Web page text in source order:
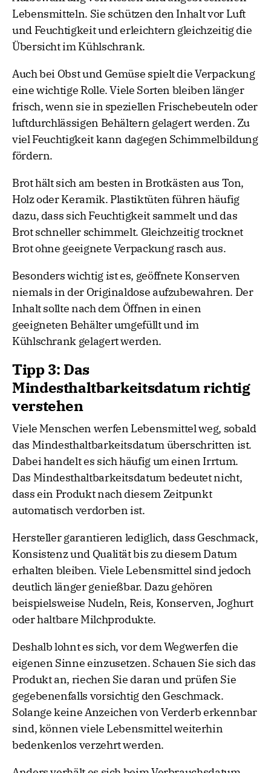
Lebensmitteln. Sie schützen den Inhalt vor Luft
und Feuchtigkeit und erleichtern gleichzeitig die
Übersicht im Kühlschrank.
Auch bei Obst und Gemüse spielt die Verpackung
eine wichtige Rolle. Viele Sorten bleiben länger
frisch, wenn sie in speziellen Frischebeuteln oder
luftdurchlässigen Behältern gelagert werden. Zu
viel Feuchtigkeit kann dagegen Schimmelbildung
fördern.
Brot hält sich am besten in Brotkästen aus Ton,
Holz oder Keramik. Plastiktüten führen häufig
dazu, dass sich Feuchtigkeit sammelt und das
Brot schneller schimmelt. Gleichzeitig trocknet
Brot ohne geeignete Verpackung rasch aus.
Besonders wichtig ist es, geöffnete Konserven
niemals in der Originaldose aufzubewahren. Der
Inhalt sollte nach dem Öffnen in einen
geeigneten Behälter umgefüllt und im
Kühlschrank gelagert werden.
Tipp 3: Das
Mindesthaltbarkeitsdatum richtig
verstehen
Viele Menschen werfen Lebensmittel weg, sobald
das Mindesthaltbarkeitsdatum überschritten ist.
Dabei handelt es sich häufig um einen Irrtum.
Das Mindesthaltbarkeitsdatum bedeutet nicht,
dass ein Produkt nach diesem Zeitpunkt
automatisch verdorben ist.
Hersteller garantieren lediglich, dass Geschmack,
Konsistenz und Qualität bis zu diesem Datum
erhalten bleiben. Viele Lebensmittel sind jedoch
deutlich länger genießbar. Dazu gehören
beispielsweise Nudeln, Reis, Konserven, Joghurt
oder haltbare Milchprodukte.
Deshalb lohnt es sich, vor dem Wegwerfen die
eigenen Sinne einzusetzen. Schauen Sie sich das
Produkt an, riechen Sie daran und prüfen Sie
gegebenenfalls vorsichtig den Geschmack.
Solange keine Anzeichen von Verderb erkennbar
sind, können viele Lebensmittel weiterhin
bedenkenlos verzehrt werden.